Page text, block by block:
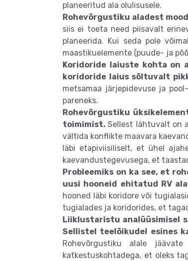
planeeritud ala olulisusele.
Rohevõrgustiku aladest
siis ei toeta need piisavalt
planeerida. Kui seda pole
maastikuelemente (puude- ja
Koridoride laiuste kohta on
koridoride laius sõltuvalt
metsamaa järjepidevuse ja
pareneks.
Rohevõrgustiku
toimimist.Sellest lähtuvalt on
vältida konflikte maavara
läbi etapiviisiliselt, et ühel
kaevandustegevusega, et
Probleemiks on ka see, et
uusi hooneid ehitatud RV
hooned läbi koridore või
tugialades ja koridorides, et
Liiklustaristu analüüsimisel
Sellistel teelõikudel esines
Rohevõrgustiku alale
katkestuskohtadega, et oleks